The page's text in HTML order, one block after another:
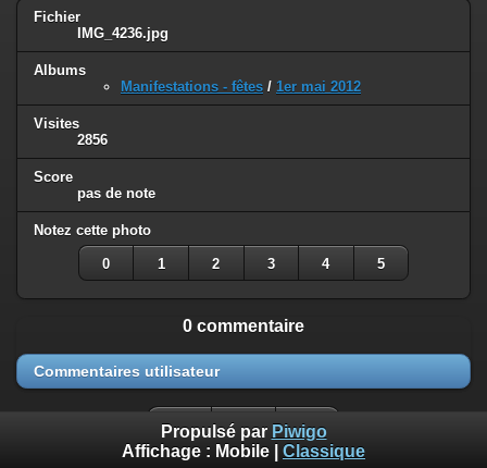
Fichier
IMG_4236.jpg
Albums
Manifestations - fêtes / 1er mai 2012
Visites
2856
Score
pas de note
Notez cette photo
0 1 2 3 4 5
0 commentaire
Commentaires utilisateur
Propulsé par Piwigo
Affichage : Mobile Classique